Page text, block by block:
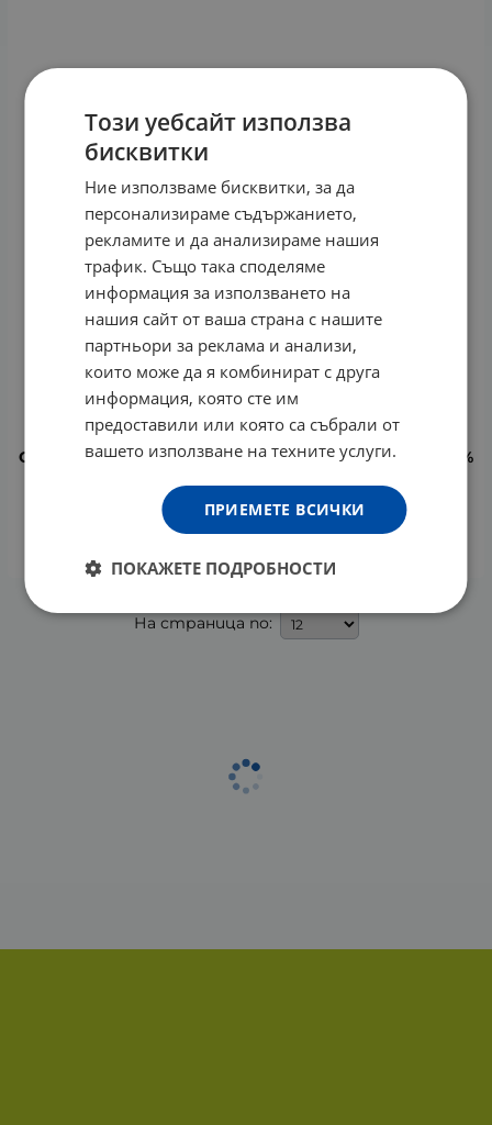
СЕБА МЕД ВЪЗСТАНОВЯВАЩ КРЕМ ЗА ХОДИЛА С 10 %
9.85 € / 19.26 лв.
На страница по:
Този уебсайт използва
бисквитки
Ние използваме бисквитки, за да
персонализираме съдържанието,
рекламите и да анализираме нашия
трафик. Също така споделяме
информация за използването на
нашия сайт от ваша страна с нашите
партньори за реклама и анализи,
които може да я комбинират с друга
информация, която сте им
предоставили или която са събрали от
вашето използване на техните услуги.
ПРИЕМЕТЕ ВСИЧКИ
ПОКАЖЕТЕ ПОДРОБНОСТИ